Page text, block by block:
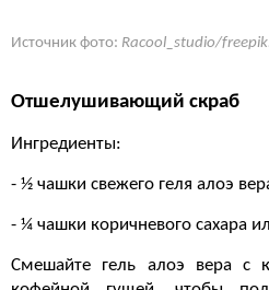
Источник фото: Racool_studio/
Отшелушивающий скраб
Ингредиенты:
- ½ чашки свежего геля алоэ
- ¼ чашки коричневого сахара
Смешайте гель алоэ вера с